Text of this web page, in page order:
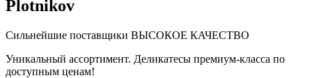
Plotnikov
Сильнейшие поставщики ВЫСОКОЕ КАЧЕСТВО
Уникальный ассортимент. Деликатесы премиум-класса по
доступным ценам!